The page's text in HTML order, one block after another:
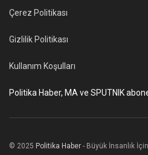
Çerez Politikası
Gizlilik Politikası
Kullanım Koşulları
Politika Haber, MA ve SPUTNIK
© 2025 Politika Haber - Büyük İnsanlık